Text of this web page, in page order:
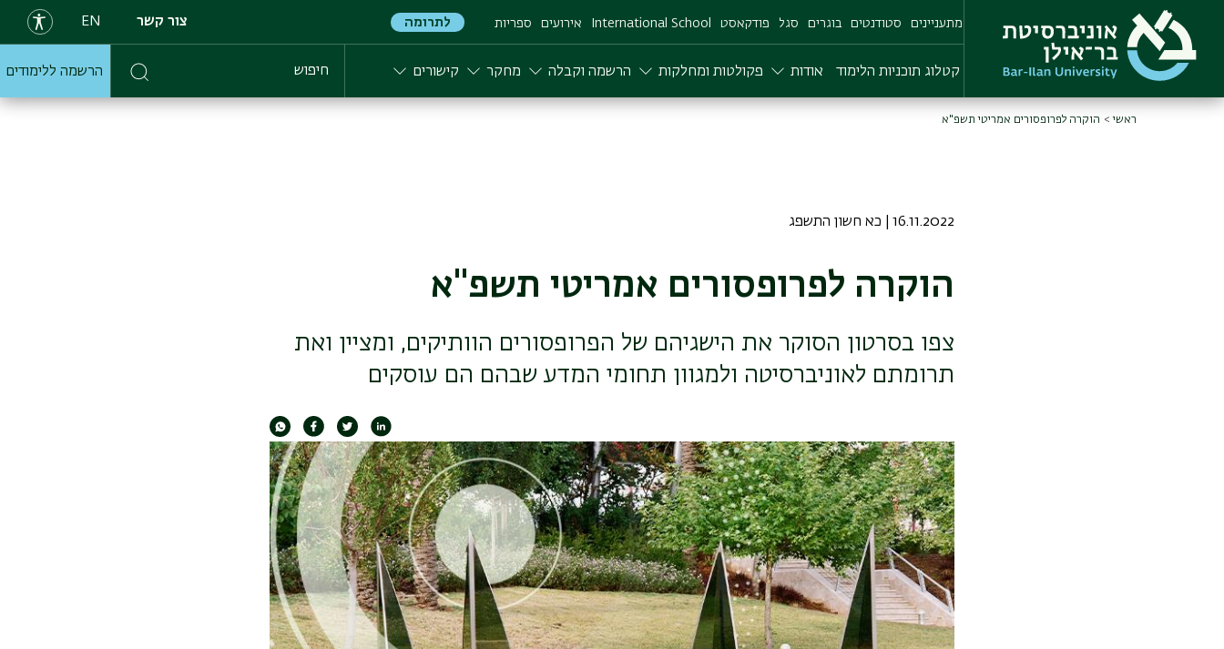
main
content
מתעניינים סטודנטים בוגרים סגל פודקאסט International School אירועים ספריות לתרומה צור קשר EN
קטלוג תוכניות הלימוד אודות פקולטות ומחלקות הרשמה וקבלה מחקר קישורים חיפוש הרשמה ללימודים
ראשי הוקרה לפרופסורים אמריטי תשפ"א
16.11.2022 | כא חשון התשפג
הוקרה לפרופסורים אמריטי תשפ"א
צפו בסרטון הסוקר את הישגיהם של הפרופסורים הוותיקים, ומציין ואת
תרומתם לאוניברסיטה ולמגוון תחומי המדע שבהם הם עוסקים
תמונה